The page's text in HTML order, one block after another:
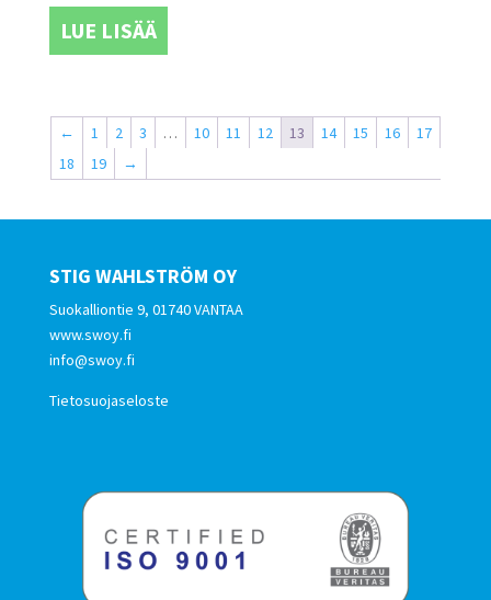
LUE LISÄÄ
← 1 2 3 … 10 11 12 13 14 15 16
17
18
19 →
STIG WAHLSTRÖM OY
Suokalliontie 9, 01740 VANTAA
www.swoy.fi
info@swoy.fi
Tietosuojaseloste